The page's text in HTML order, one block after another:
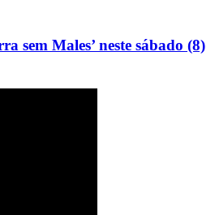
sem Males’ neste sábado (8)